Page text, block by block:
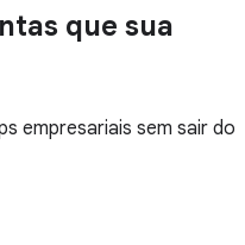
que sua
empresariais sem sair do